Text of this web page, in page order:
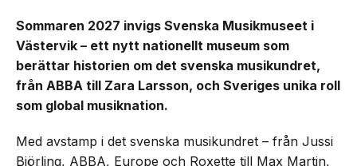
Sommaren 2027 invigs Svenska Musikmuseet i
Västervik – ett nytt nationellt museum som
berättar historien om det svenska musikundret,
från ABBA till Zara Larsson, och Sveriges unika roll
som global musiknation.
Med avstamp i det svenska musikundret – från Jussi
Björling, ABBA, Europe och Roxette till Max Martin,